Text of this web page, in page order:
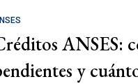
ANSES:
y